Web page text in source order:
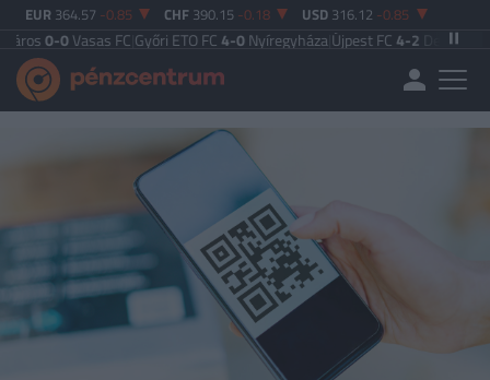
EUR 364.57 -0.85 CHF 390.15 -0.18 USD 316.12 -0.85
FC|Győri ETO FC4-0 Nyíregyháza|Újpest FC4-2Debreceni VSC